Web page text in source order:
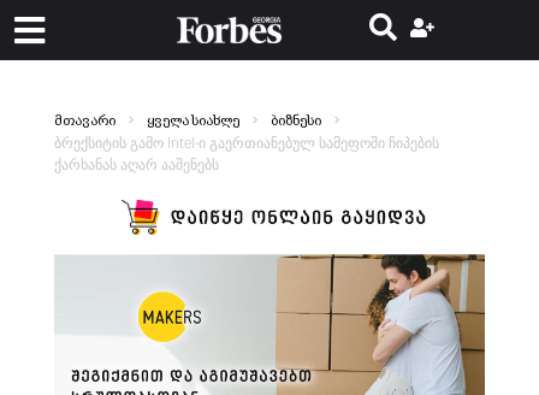
მთავარი ყველა სიახლე ბიზნესი
ბრექსიტის გამო Intel-ი გაერთიანებულ სამეფოში ჩიპების
ქარხანას აღარ ააშენებს